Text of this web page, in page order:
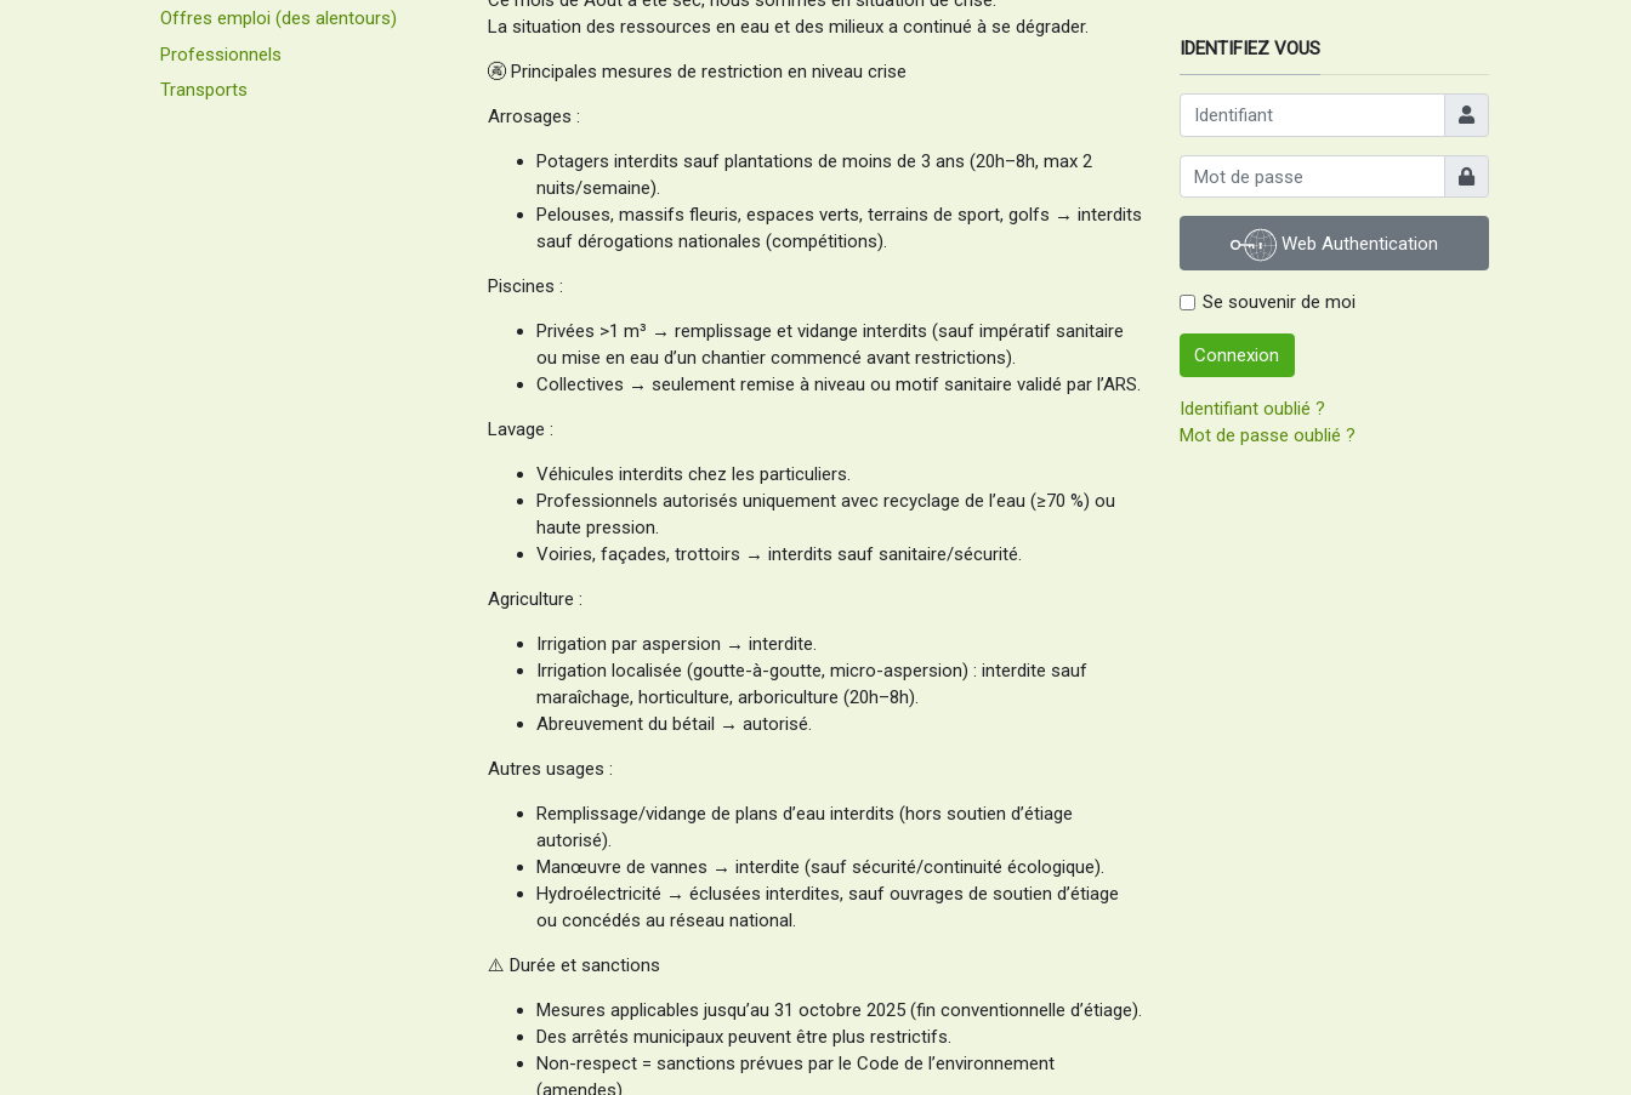
La situation des ressources en eau et des milieux a continué à se dégrader.
🚱 Principales mesures de restriction en niveau crise
Arrosages :
Potagers interdits sauf plantations de moins de 3 ans (20h–8h, max 2
nuits/semaine).
Pelouses, massifs fleuris, espaces verts, terrains de sport, golfs → interdits
sauf dérogations nationales (compétitions).
Piscines :
Privées >1 m³ → remplissage et vidange interdits (sauf impératif sanitaire
ou mise en eau d’un chantier commencé avant restrictions).
Collectives → seulement remise à niveau ou motif sanitaire validé par l’ARS.
Lavage :
Véhicules interdits chez les particuliers.
Professionnels autorisés uniquement avec recyclage de l’eau (≥70 %) ou
haute pression.
Voiries, façades, trottoirs → interdits sauf sanitaire/sécurité.
Agriculture :
Irrigation par aspersion → interdite.
Irrigation localisée (goutte-à-goutte, micro-aspersion) : interdite sauf
maraîchage, horticulture, arboriculture (20h–8h).
Abreuvement du bétail → autorisé.
Autres usages :
Remplissage/vidange de plans d’eau interdits (hors soutien d’étiage
autorisé).
Manœuvre de vannes → interdite (sauf sécurité/continuité écologique).
Hydroélectricité → éclusées interdites, sauf ouvrages de soutien d’étiage
ou concédés au réseau national.
⚠️ Durée et sanctions
Mesures applicables jusqu’au 31 octobre 2025 (fin conventionnelle d’étiage).
Des arrêtés municipaux peuvent être plus restrictifs.
Non-respect = sanctions prévues par le Code de l’environnement
(amendes).
Offres emploi (des alentours)
Professionnels
Transports
IDENTIFIEZ VOUS
Identifiant
Afficher
Web Authentication
Se souvenir de moi
Connexion
Identifiant oublié ?
Mot de passe oublié ?